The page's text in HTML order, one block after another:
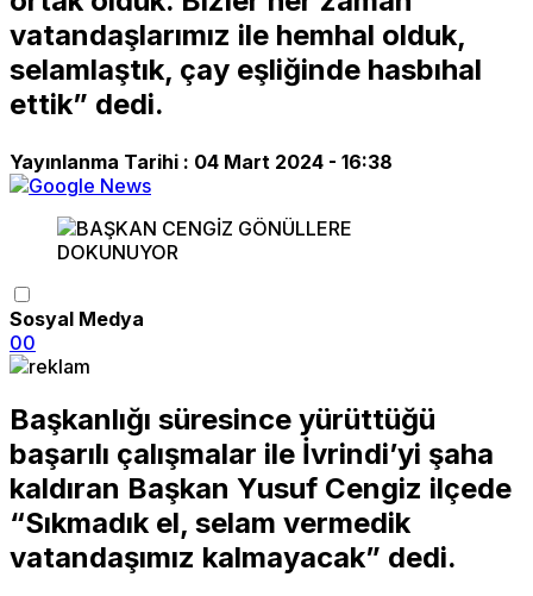
vatandaşlarımız ile hemhal olduk,
selamlaştık, çay eşliğinde hasbıhal
ettik” dedi.
Yayınlanma Tarihi : 04 Mart 2024 - 16:38
Sosyal Medya
00
Başkanlığı süresince yürüttüğü
başarılı çalışmalar ile İvrindi’yi şaha
kaldıran Başkan Yusuf Cengiz ilçede
“Sıkmadık el, selam vermedik
vatandaşımız kalmayacak” dedi.